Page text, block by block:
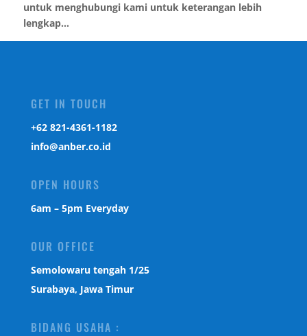
untuk menghubungi kami untuk keterangan lebih
lengkap...
GET IN TOUCH
‎+62 821-4361-1182
info@anber.co.id
OPEN HOURS
6am – 5pm Everyday
OUR OFFICE
Semolowaru tengah 1/25
Surabaya, Jawa Timur
BIDANG USAHA :